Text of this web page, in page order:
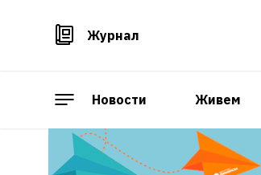
Журнал
Новости Живем